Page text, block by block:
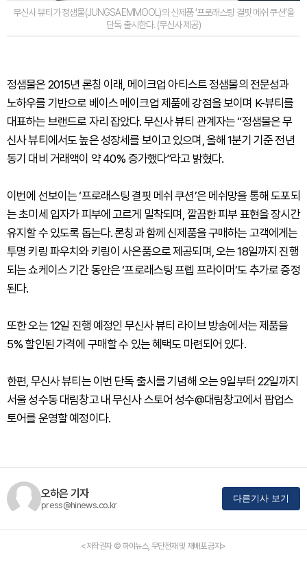
무신사 뷰티가 정샘물(JUNGSAEMMOOL)의 신제품 ‘프로래스팅 결핏 메쉬 쿠션’을
단독 출시한다. (무신사 제공)
정샘물은 2015년 론칭 이래, 메이크업 아티스트 정샘물의 전문성과
노하우를 기반으로 베이스 메이크업 제품에 강점을 보이며 K-뷰티를
대표하는 브랜드로 자리 잡았다. 무신사 뷰티 관계자는 “정샘물은 무
신사 뷰티에서도 높은 성장세를 보이고 있으며, 올해 1분기 기준 전년
동기 대비 거래액이 약 40% 증가했다”라고 밝혔다.
이번에 선보이는 ‘프로래스팅 결핏 메쉬 쿠션’은 메쉬망을 통해 도포되
는 초미세 입자가 피부에 고르게 밀착되며, 깔끔한 피부 표현을 장시간
유지할 수 있도록 돕는다. 론칭과 함께 신제품을 구매하는 고객에게는
투명 키링 파우치와 키링이 사은품으로 제공되며, 오는 18일까지 진행
되는 쇼케이스 기간 동안은 ‘프로래스팅 프렙 프라이머’도 추가로 증정
된다.
또한 오는 12일 진행 예정인 무신사 뷰티 라이브 방송에서는 제품을
5% 할인된 가격에 구매할 수 있는 혜택도 마련되어 있다.
한편, 무신사 뷰티는 이번 단독 출시를 기념해 오는 9일부터 22일까지
서울 성수동 대림창고 내 무신사 스토어 성수@대림창고에서 팝업스
토어를 운영할 예정이다.
오하은 기자
press@hinews.co.kr
다른기사 보기
<저작권자 © 하이뉴스, 무단전재 및 재배포 금지>